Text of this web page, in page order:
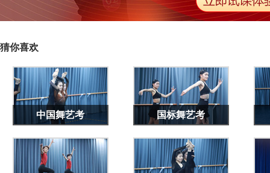
猜你喜欢
中国舞艺考 国标舞艺考